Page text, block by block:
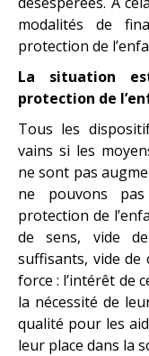
modalités de
protection de
La situation
protection de
Tous les
vains si les
ne sont pas
ne pouvons
protection de
de sens, vide
suffisants, vide
force : l’intérêt de
la nécessité de
qualité pour les
leur place dans la